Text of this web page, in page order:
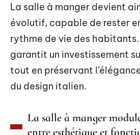
La salle à manger devient
évolutif, capable de rester
rythme de vie des
garantit un investissement
tout en préservant
du design italien.
La salle à manger
entre esthétique et